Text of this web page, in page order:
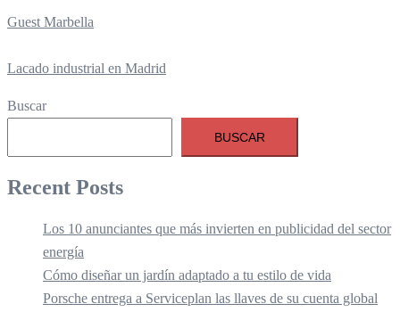
Guest Marbella
Lacado industrial en Madrid
Buscar
BUSCAR
Recent Posts
Los 10 anunciantes que más invierten en publicidad del sector
energía
Cómo diseñar un jardín adaptado a tu estilo de vida
Porsche entrega a Serviceplan las llaves de su cuenta global